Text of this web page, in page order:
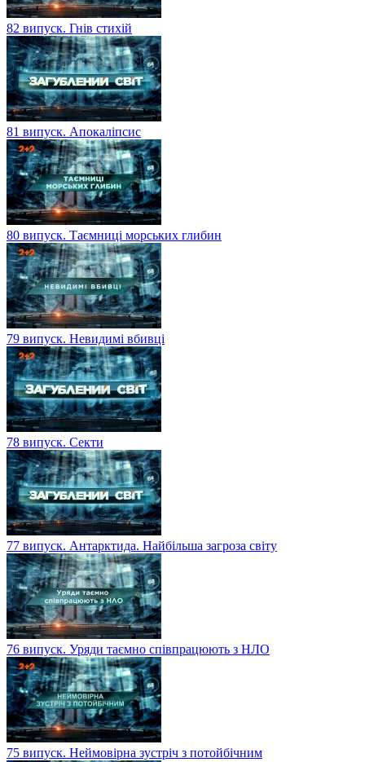
82 випуск. Гнів стихій
81 випуск. Апокаліпсис
80 випуск. Таємниці морських глибин
79 випуск. Невидимі вбивці
78 випуск. Секти
77 випуск. Антарктида. Найбільша загроза світу
76 випуск. Уряди таємно співпрацюють з НЛО
75 випуск. Неймовірна зустріч з потойбічним